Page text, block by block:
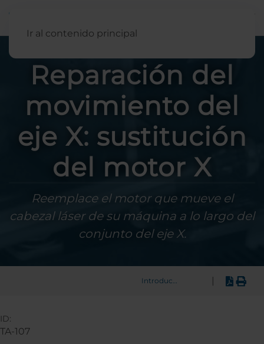
Ir al contenido principal
Reparación del
movimiento del
eje X: sustitución
del motor X
Reemplace el motor que mueve el
cabezal láser de su máquina a lo largo del
conjunto del eje X.
Introducción
ID:
TA-107